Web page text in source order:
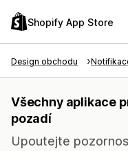
Shopify App Store
Design obchodu
Všechny aplikace
pozadí
Upoutejte